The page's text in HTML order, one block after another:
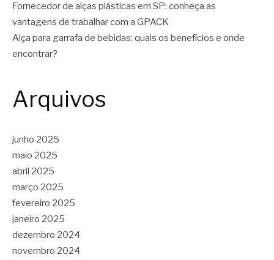
Fornecedor de alças plásticas em SP: conheça as
vantagens de trabalhar com a GPACK
Alça para garrafa de bebidas: quais os benefícios e onde
encontrar?
Arquivos
junho 2025
maio 2025
abril 2025
março 2025
fevereiro 2025
janeiro 2025
dezembro 2024
novembro 2024